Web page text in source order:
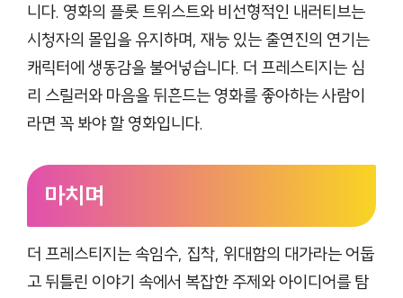
니다. 영화의 플롯 트위스트와 비선형적인 내러티브는
시청자의 몰입을 유지하며, 재능 있는 출연진의 연기는
캐릭터에 생동감을 불어넣습니다. 더 프레스티지는 심
리 스릴러와 마음을 뒤흔드는 영화를 좋아하는 사람이
라면 꼭 봐야 할 영화입니다.
마치며
더 프레스티지는 속임수, 집착, 위대함의 대가라는 어둡
고 뒤틀린 이야기 속에서 복잡한 주제와 아이디어를 탐